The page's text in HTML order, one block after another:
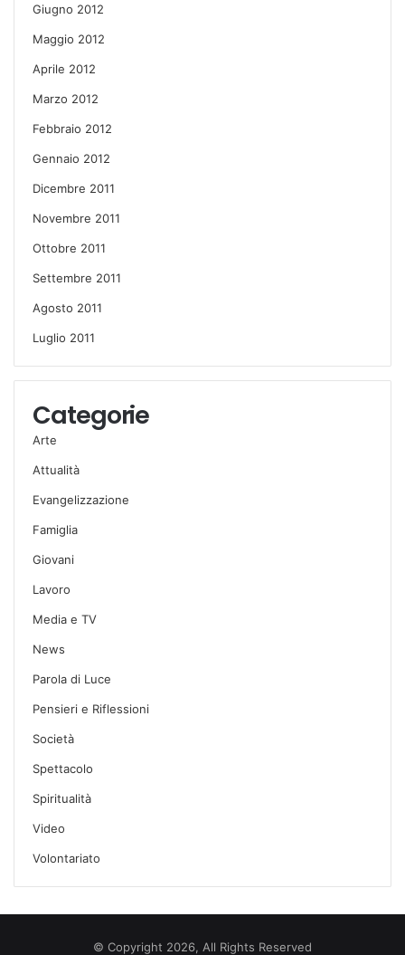
Giugno 2012
Maggio 2012
Aprile 2012
Marzo 2012
Febbraio 2012
Gennaio 2012
Dicembre 2011
Novembre 2011
Ottobre 2011
Settembre 2011
Agosto 2011
Luglio 2011
Categorie
Arte
Attualità
Evangelizzazione
Famiglia
Giovani
Lavoro
Media e TV
News
Parola di Luce
Pensieri e Riflessioni
Società
Spettacolo
Spiritualità
Video
Volontariato
© Copyright 2026, All Rights Reserved